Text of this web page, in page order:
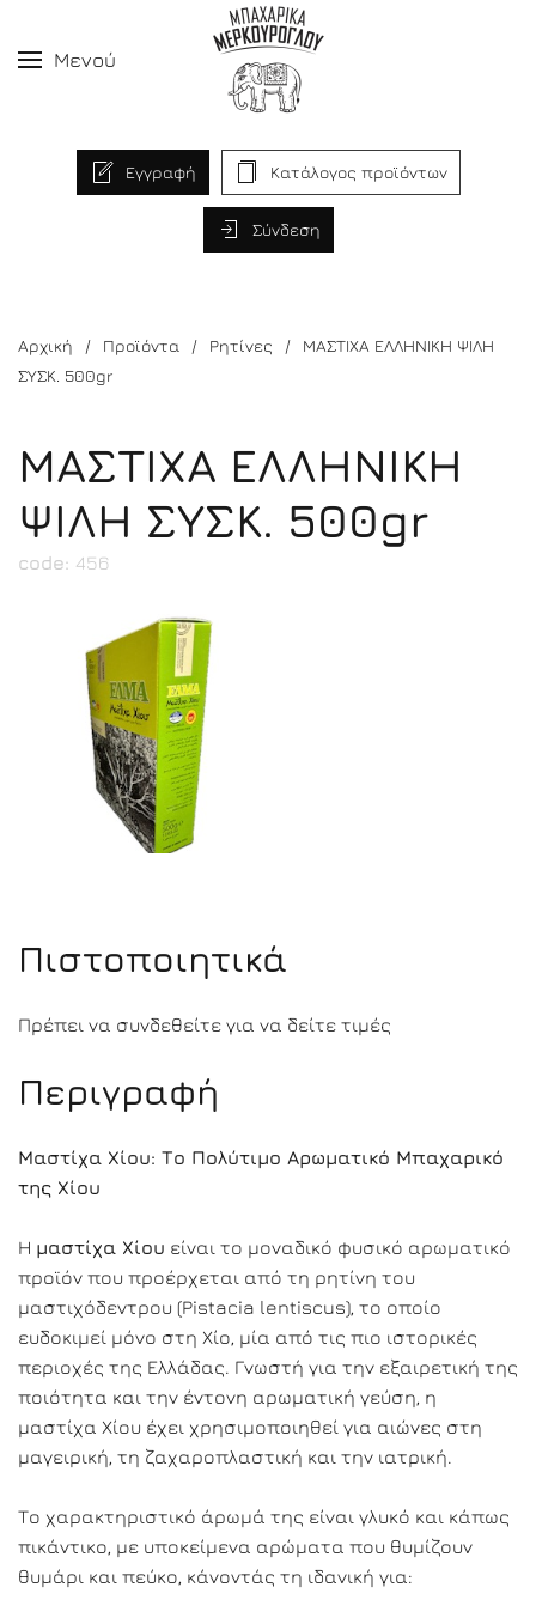
Μενού
Εγγραφή Κατάλογος προϊόντων
Σύνδεση
Αρχική Προϊόντα Ρητίνες
ΜΑΣΤΙΧΑ ΕΛΛΗΝΙΚΗ ΨΙΛΗ
ΣΥΣΚ. 500gr
ΜΑΣΤΙΧΑ ΕΛΛΗΝΙΚΗ
ΨΙΛΗ ΣΥΣΚ. 500gr
code: 456
Πιστοποιητικά
Πρέπει να συνδεθείτε για να δείτε τιμές
Περιγραφή
Μαστίχα Χίου: Το Πολύτιμο Αρωματικό Μπαχαρικό
της Χίου
Η μαστίχα Χίου είναι το μοναδικό φυσικό αρωματικό
προϊόν που προέρχεται από τη ρητίνη του
μαστιχόδεντρου (Pistacia lentiscus), το οποίο
ευδοκιμεί μόνο στη Χίο, μία από τις πιο ιστορικές
περιοχές της Ελλάδας. Γνωστή για την εξαιρετική της
ποιότητα και την έντονη αρωματική γεύση, η
μαστίχα Χίου έχει χρησιμοποιηθεί για αιώνες στη
μαγειρική, τη ζαχαροπλαστική και την ιατρική.
Το χαρακτηριστικό άρωμά της είναι γλυκό και κάπως
πικάντικο, με υποκείμενα αρώματα που θυμίζουν
θυμάρι και πεύκο, κάνοντάς τη ιδανική για: